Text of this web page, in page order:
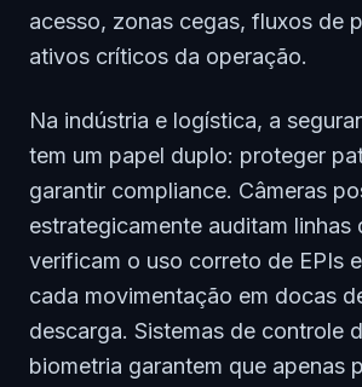
acesso, zonas cegas, fluxos de
ativos críticos da operação.
Na indústria e logística, a
tem um papel duplo: proteger
garantir compliance. Câmeras
estrategicamente auditam linhas
verificam o uso correto de EPIs
cada movimentação em docas
descarga. Sistemas de controle
biometria garantem que apenas